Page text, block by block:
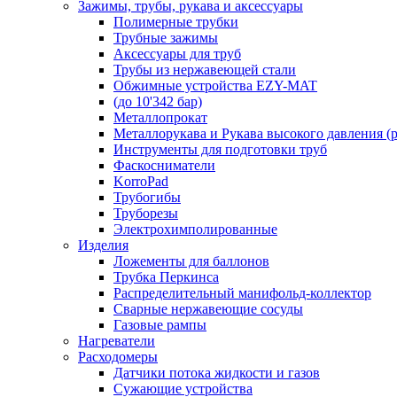
Зажимы, трубы, рукава и аксессуары
Полимерные трубки
Трубные зажимы
Аксессуары для труб
Трубы из нержавеющей стали
Обжимные устройства EZY-MAT
(до 10'342 бар)
Металлопрокат
Металлорукава и Рукава высокого давления
Инструменты для подготовки труб
Фаскосниматели
KorroPad
Трубогибы
Труборезы
Электрохимполированные
Изделия
Ложементы для баллонов
Трубка Перкинса
Распределительный манифольд-коллектор
Сварные нержавеющие сосуды
Газовые рампы
Нагреватели
Расходомеры
Датчики потока жидкости и газов
Сужающие устройства